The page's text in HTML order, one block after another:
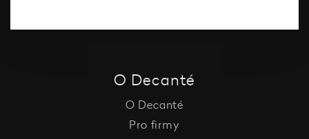
O Decanté
O Decanté
Pro firmy